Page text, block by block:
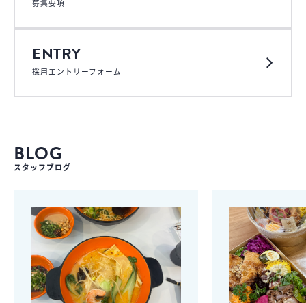
募集要項
ENTRY
採用エントリーフォーム
BLOG
スタッフブログ